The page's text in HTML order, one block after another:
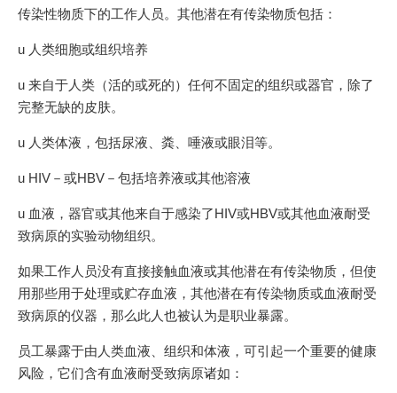
传染性物质下的工作人员。其他潜在有传染物质包括：
u 人类细胞或组织培养
u 来自于人类（活的或死的）任何不固定的组织或器官，除了
完整无缺的皮肤。
u 人类体液，包括尿液、粪、唾液或眼泪等。
u HIV－或HBV－包括培养液或其他溶液
u 血液，器官或其他来自于感染了HIV或HBV或其他血液耐受
致病原的实验动物组织。
如果工作人员没有直接接触血液或其他潜在有传染物质，但使
用那些用于处理或贮存血液，其他潜在有传染物质或血液耐受
致病原的仪器，那么此人也被认为是职业暴露。
员工暴露于由人类血液、组织和体液，可引起一个重要的健康
风险，它们含有血液耐受致病原诸如：